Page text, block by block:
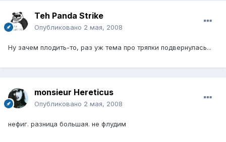
Teh Panda Strike
Опубликовано 2 мая, 2008
Ну зачем плодить-то, раз уж тема про тряпки подвернулась...
monsieur Hereticus
Опубликовано 2 мая, 2008
нефиг. разница большая. не флудим